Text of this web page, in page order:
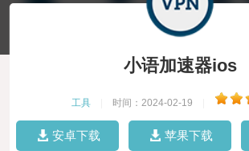
小语加速器ios
工具 时间：2024-02-19
安卓下载 苹果下载